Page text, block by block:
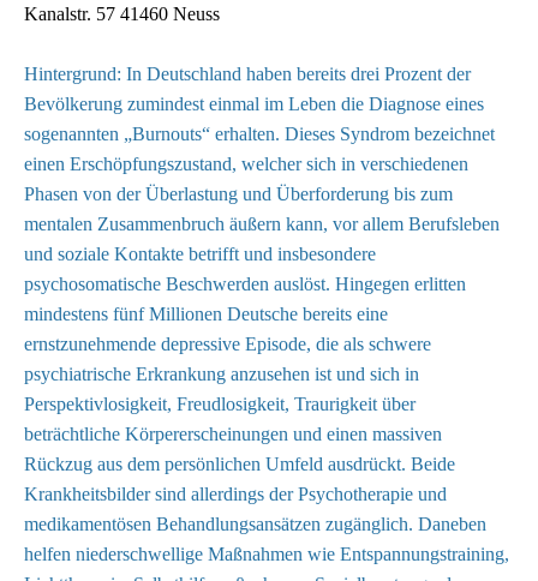
Kanalstr. 57 41460 Neuss
Hintergrund: In Deutschland haben bereits drei Prozent der
Bevölkerung zumindest einmal im Leben die Diagnose eines
sogenannten „Burnouts“ erhalten. Dieses Syndrom bezeichnet
einen Erschöpfungszustand, welcher sich in verschiedenen
Phasen von der Überlastung und Überforderung bis zum
mentalen Zusammenbruch äußern kann, vor allem Berufsleben
und soziale Kontakte betrifft und insbesondere
psychosomatische Beschwerden auslöst. Hingegen erlitten
mindestens fünf Millionen Deutsche bereits eine
ernstzunehmende depressive Episode, die als schwere
psychiatrische Erkrankung anzusehen ist und sich in
Perspektivlosigkeit, Freudlosigkeit, Traurigkeit über
beträchtliche Körpererscheinungen und einen massiven
Rückzug aus dem persönlichen Umfeld ausdrückt. Beide
Krankheitsbilder sind allerdings der Psychotherapie und
medikamentösen Behandlungsansätzen zugänglich. Daneben
helfen niederschwellige Maßnahmen wie Entspannungstraining,